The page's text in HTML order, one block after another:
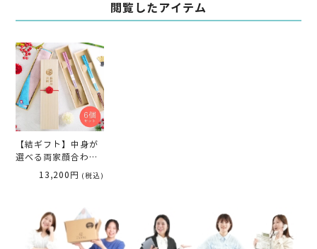
閲覧したアイテム
【結ギフト】中身が
選べる両家顔合わせ
会の記念ギフト三家
族お揃い「名入れ桐
13,200円 (税込)